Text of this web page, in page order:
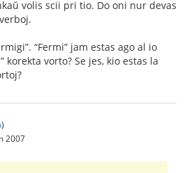
volis scii pri tio. Do oni nur devas
“Fermi” jam estas ago al io
korekta vorto? Se jes, kio estas la
)
2007